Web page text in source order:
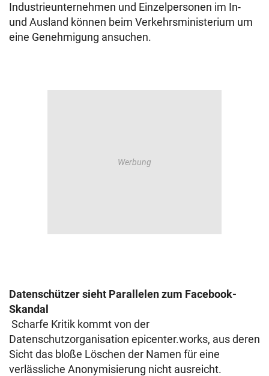
Industrieunternehmen und Einzelpersonen im In-
und Ausland können beim Verkehrsministerium um
eine Genehmigung ansuchen.
Datenschützer sieht Parallelen zum Facebook-
Skandal
Scharfe Kritik kommt von der
Datenschutzorganisation epicenter.works, aus deren
Sicht das bloße Löschen der Namen für eine
verlässliche Anonymisierung nicht ausreicht.